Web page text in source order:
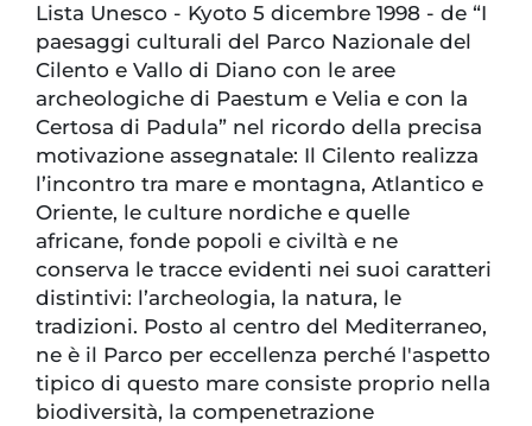
Lista Unesco - Kyoto 5 dicembre 1998 - de “I
paesaggi culturali del Parco Nazionale del
Cilento e Vallo di Diano con le aree
archeologiche di Paestum e Velia e con la
Certosa di Padula” nel ricordo della precisa
motivazione assegnatale: Il Cilento realizza
l’incontro tra mare e montagna, Atlantico e
Oriente, le culture nordiche e quelle
africane, fonde popoli e civiltà e ne
conserva le tracce evidenti nei suoi caratteri
distintivi: l’archeologia, la natura, le
tradizioni. Posto al centro del Mediterraneo,
ne è il Parco per eccellenza perché l'aspetto
tipico di questo mare consiste proprio nella
biodiversità, la compenetrazione